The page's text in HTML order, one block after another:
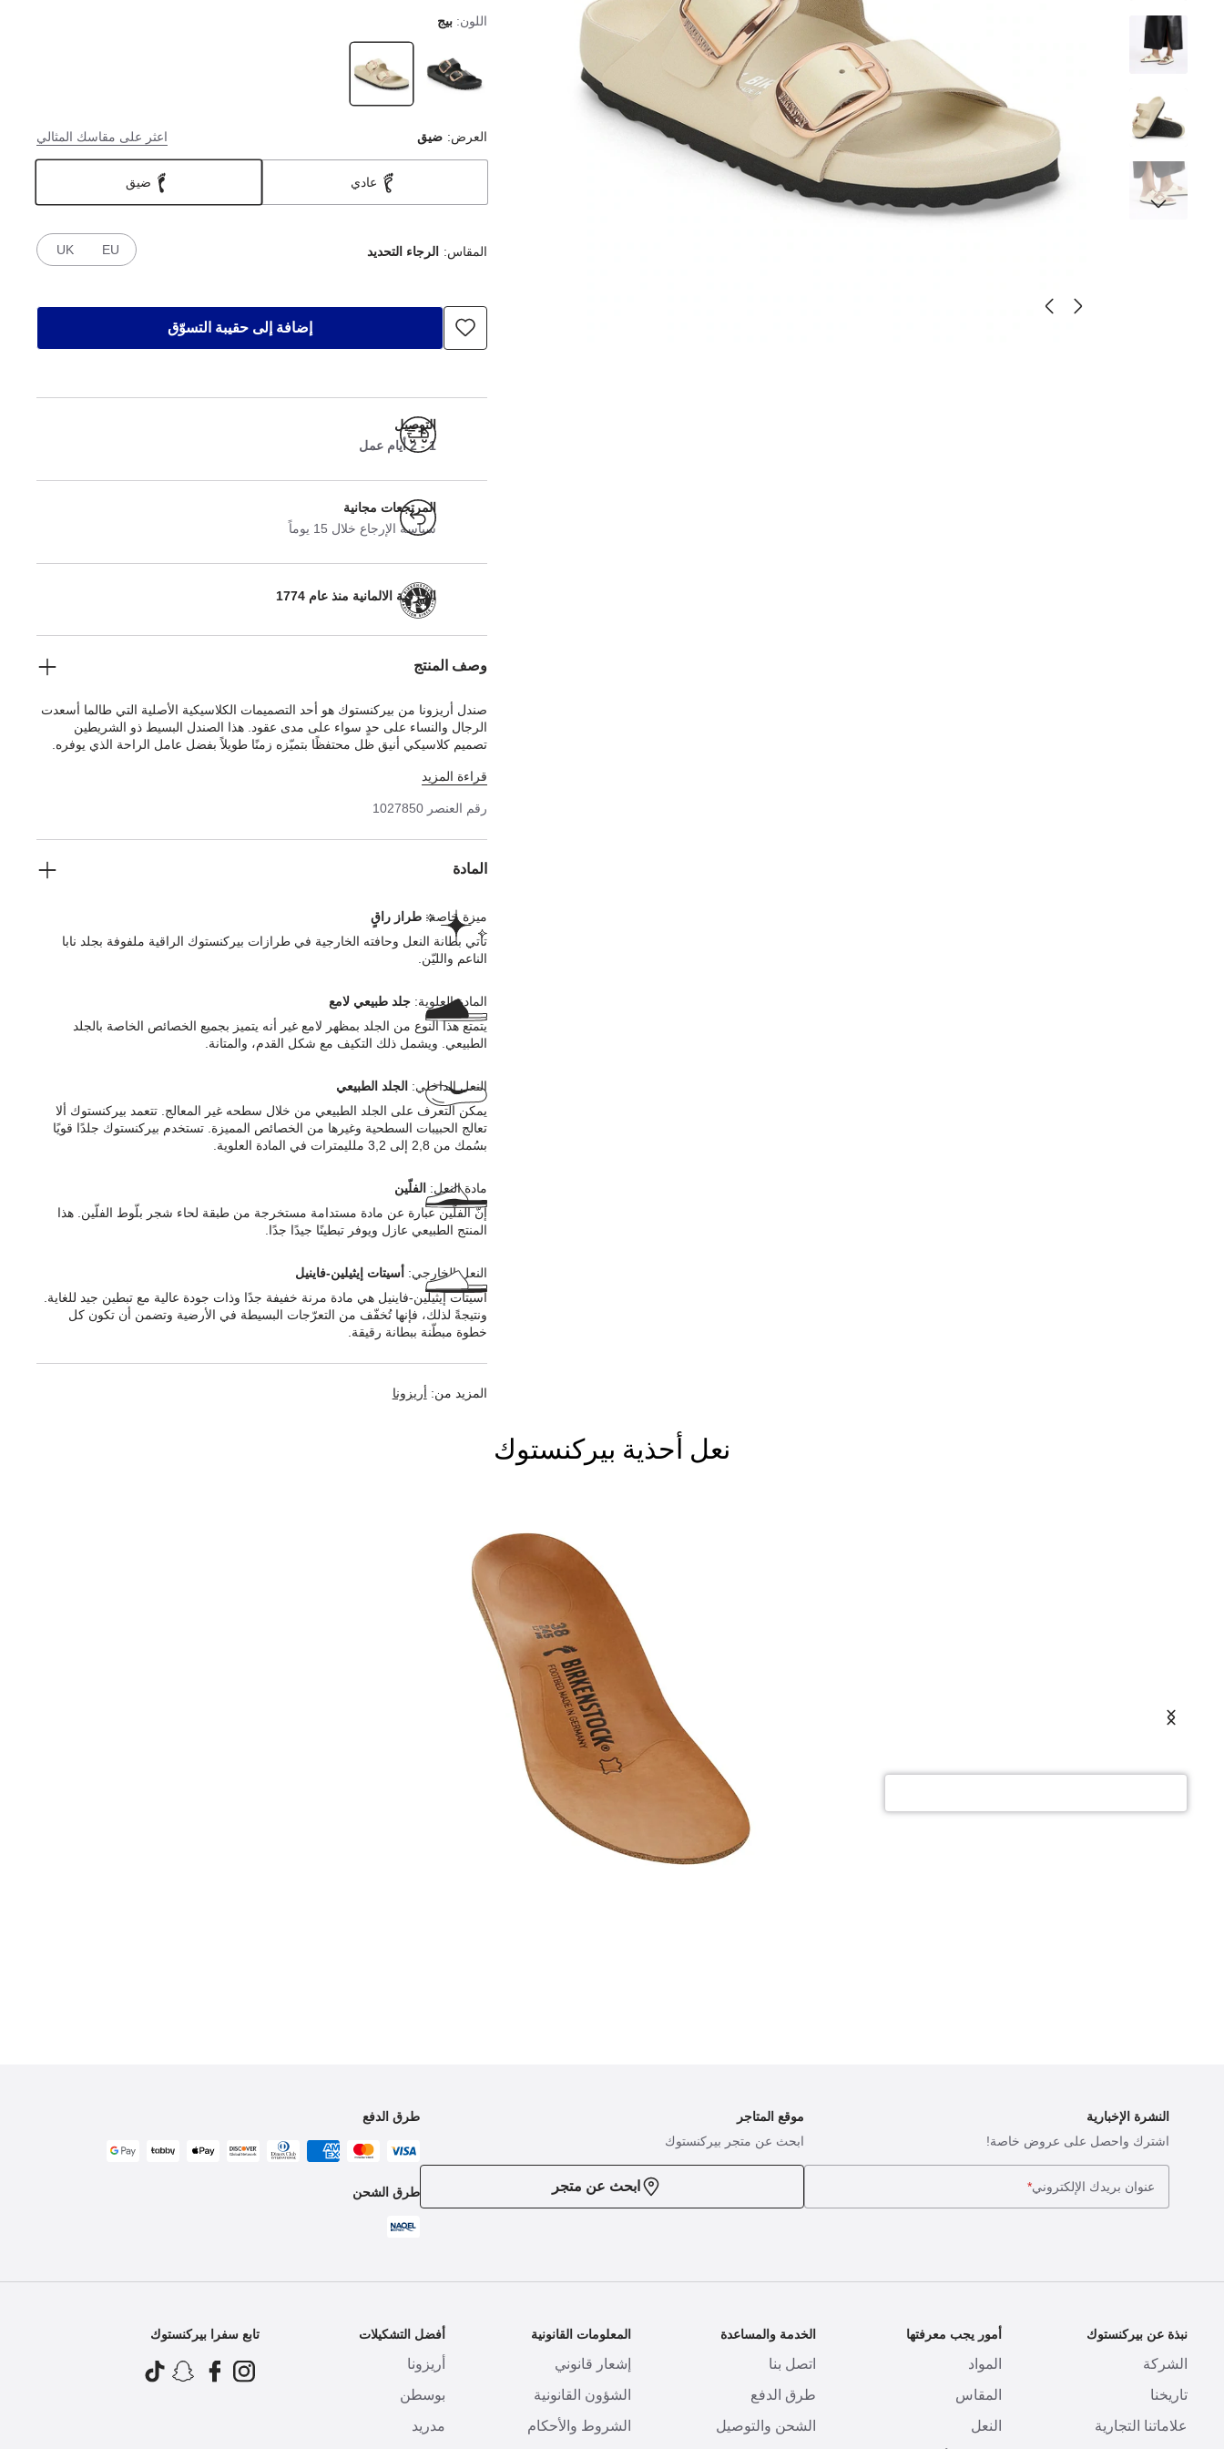
اللون:بيج
العرض: ضيق اعثر على مقاسك المثالي
عادي ضيق
المقاس: الرجاء التحديد EU
UK
إضافة إلى حقيبة التسوّق
التوصيل
1 - 2 أيام عمل
المرتجعات مجانية
سياسة الإرجاع خلال 15 يوماً
الحرفية الالمانية منذ عام 1774
وصف المنتج
صندل أريزونا من بيركنستوك هو أحد التصميمات الكلاسيكية الأصلية التي طالما أسعدت
الرجال والنساء على حدٍ سواء على مدى عقود. هذا الصندل البسيط ذو الشريطين
تصميم كلاسيكي أنيق ظل محتفظًا بتميّزه زمنًا طويلاً بفضل عامل الراحة الذي يوفره.
استثنائي. تُكمل الأبازيم بشكلها المصقول مظهر الحذاء الراقي. الجزء العلوي مصنوع
قراءة المزيد
رقم العنصر1027850
المادة
ميزة خاصة:طراز راقٍ
تأتي بطانة النعل وحافته الخارجية في طرازات بيركنستوك الراقية ملفوفة بجلد نابا
الناعم والليّن.
المادة العلوية:جلد طبيعي لامع
يتمتع هذا النوع من الجلد بمظهر لامع غير أنه يتميز بجميع الخصائص الخاصة بالجلد
الطبيعي. ويشمل ذلك التكيف مع شكل القدم، والمتانة.
النعل الداخلي: الجلد الطبيعي
يمكن التعرف على الجلد الطبيعي من خلال سطحه غير المعالج. تتعمد بيركنستوك ألا
تعالج الحبيبات السطحية وغيرها من الخصائص المميزة. تستخدم بيركنستوك جلدًا قويًا
بسُمك من 2,8 إلى 3,2 ملليمترات في المادة العلوية.
مادة النعل: الفلّين
إنّ الفلّين عبارة عن مادة مستدامة مستخرجة من طبقة لحاء شجر بلّوط الفلّين. هذا
المنتج الطبيعي عازل ويوفر تبطينًا جيدًا جدًا.
النعل الخارجي: أسيتات إيثيلين-فاينيل
أسيتات إيثيلين-فاينيل هي مادة مرنة خفيفة جدًا وذات جودة عالية مع تبطين جيد للغاية.
ونتيجةً لذلك، فإنها تُخفّف من التعرّجات البسيطة في الأرضية وتضمن أن تكون كل
خطوة مبطّنة ببطانة رقيقة.
المزيد من: أريزونا
نعل أحذية بيركنستوك
النشرة الإخبارية
اشترك واحصل على عروض خاصة!
عنوان بريدك الإلكتروني*
موقع المتاجر
ابحث عن متجر بيركنستوك
ابحث عن متجر
طرق الدفع
طرق الشحن
نبذة عن بيركنستوك
الشركة
تاريخنا
علاماتنا التجارية
أمور يجب معرفتها
المواد
المقاس
النعل
الخدمة والمساعدة
اتصل بنا
طرق الدفع
الشحن والتوصيل
المعلومات القانونية
إشعار قانوني
الشؤون القانونية
الشروط والأحكام
أفضل التشكيلات
أريزونا
بوسطن
مدريد
تابع سفرا بيركنستوك